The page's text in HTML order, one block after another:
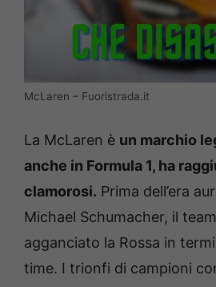
McLaren – Fuoristrada.it
La McLaren è un marchio
anche in Formula 1, ha
clamorosi. Prima dell’era
Michael Schumacher, il
agganciato la Rossa in
time. I trionfi di campioni